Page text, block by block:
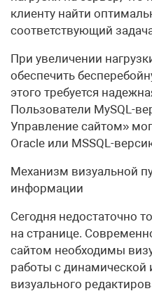
клиенту найти
соответствующий
При увеличении
обеспечить
этого требуется
Пользователи MySQL-
Управление сайтом»
Oracle или MSSQL-
Механизм визуальной
информации
Сегодня недостаточно
на странице.
сайтом необходимы
работы с
визуального